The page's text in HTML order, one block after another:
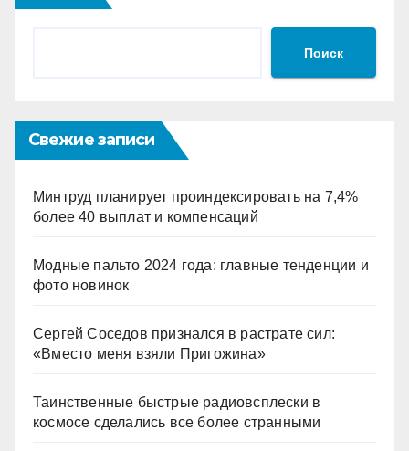
Поиск
Свежие записи
Минтруд планирует проиндексировать на 7,4%
более 40 выплат и компенсаций
Модные пальто 2024 года: главные тенденции и
фото новинок
Сергей Соседов признался в растрате сил:
«Вместо меня взяли Пригожина»
Таинственные быстрые радиовсплески в
космосе сделались все более странными